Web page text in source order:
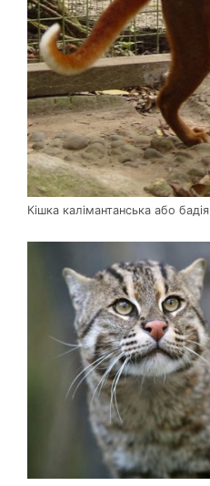
Кішка калімантанська або бадія